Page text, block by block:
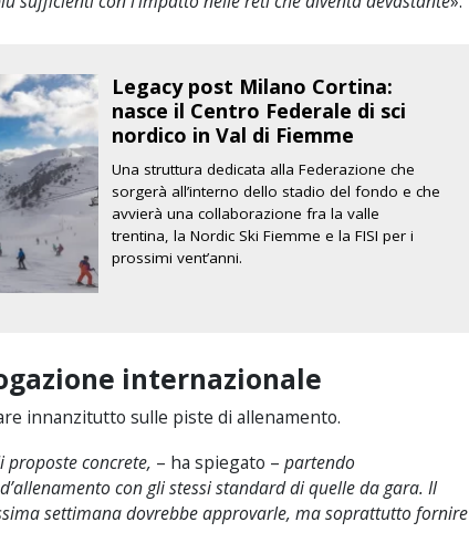
Legacy post Milano Cortina:
nasce il Centro Federale di sci
nordico in Val di Fiemme
Una struttura dedicata alla Federazione che
sorgerà all’interno dello stadio del fondo e che
avvierà una collaborazione fra la valle
trentina, la Nordic Ski Fiemme e la FISI per i
prossimi vent’anni.
internazionale
innanzitutto sulle piste di allenamento.
concrete, – ha spiegato – partendo
con gli stessi standard di quelle da gara. Il
settimana dovrebbe approvarle, ma soprattutto fornire